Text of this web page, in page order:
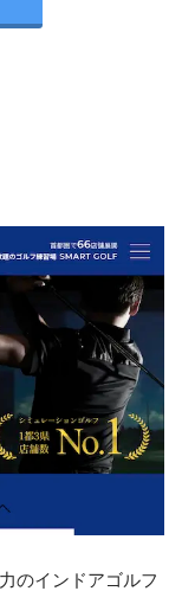
のインドアゴルフ